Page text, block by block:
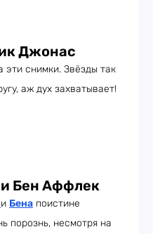
Джонас
эти снимки. Звёзды так
аж дух захватывает!
Бен Аффлек
и Бена поистине
порознь, несмотря на